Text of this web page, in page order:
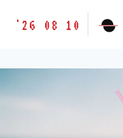
胶
味
LETSFILM
'26 08 10